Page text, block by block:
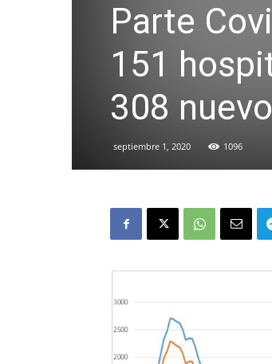
Parte
151
308
septiembre 1, 2020 1096